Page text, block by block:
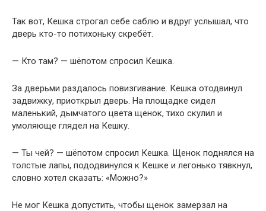
Так вот, Кешка строгал себе саблю и вдруг услышал, что
дверь кто-то потихоньку скребёт.
— Кто там? — шёпотом спросил Кешка.
За дверьми раздалось повизгивание. Кешка отодвинул
задвижку, приоткрыл дверь. На площадке сидел
маленький, дымчатого цвета щенок, тихо скулил и
умоляюще глядел на Кешку.
— Ты чей? — шёпотом спросил Кешка. Щенок поднялся на
толстые лапы, пододвинулся к Кешке и легонько тявкнул,
словно хотел сказать: «Можно?»
Не мог Кешка допустить, чтобы щенок замерзал на